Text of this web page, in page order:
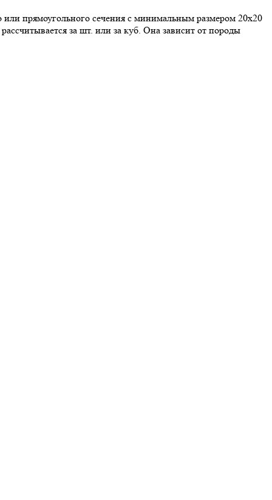
или прямоугольного сечения с минимальным размером 20х20
за шт. или за куб. Она зависит от породы